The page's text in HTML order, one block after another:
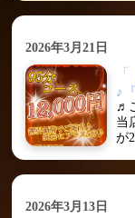
2026年3月21日
♪
♬
当
が
2026年3月13日